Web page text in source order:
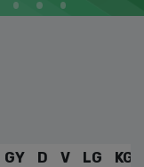
GY D V LG KG